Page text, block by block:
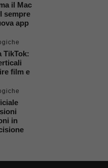
il Mac
sempre
app
TikTok:
film e
in